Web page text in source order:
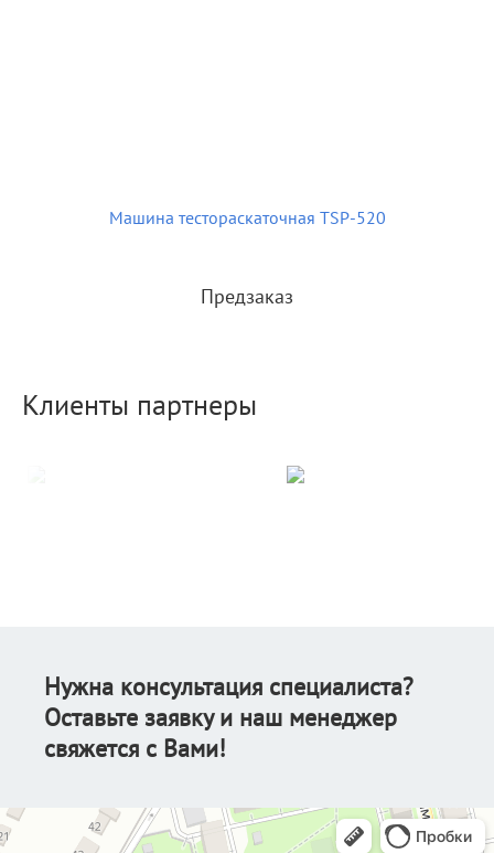
Машина тестораскаточная TSP-520
Предзаказ
Клиенты партнеры
Нужна консультация специалиста?
Оставьте заявку и наш менеджер
свяжется с Вами!